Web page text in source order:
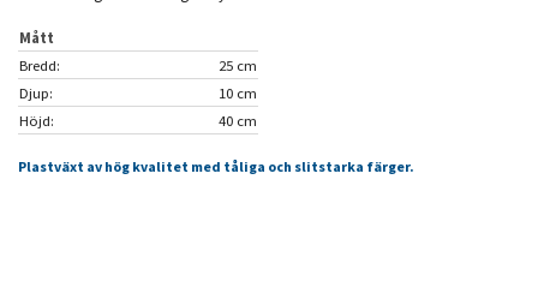
Mått
Bredd:
25 cm
Djup:
10 cm
Höjd:
40 cm
Plastväxt av hög kvalitet med tåliga och slitstarka färger.